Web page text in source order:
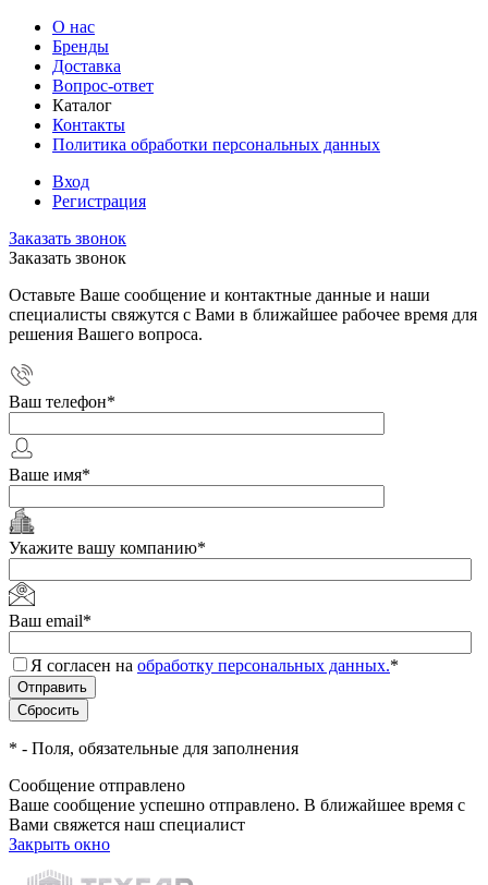
О нас
Бренды
Доставка
Вопрос-ответ
Каталог
Контакты
Политика обработки персональных данных
Вход
Регистрация
Заказать звонок
Заказать звонок
Оставьте Ваше сообщение и контактные данные и наши
специалисты свяжутся с Вами в ближайшее рабочее время для
решения Вашего вопроса.
Ваш телефон*
Ваше имя*
Укажите вашу компанию*
Ваш email*
Я согласен на обработку персональных данных.*
* - Поля, обязательные для заполнения
Сообщение отправлено
Ваше сообщение успешно отправлено. В ближайшее время с
Вами свяжется наш специалист
Закрыть окно